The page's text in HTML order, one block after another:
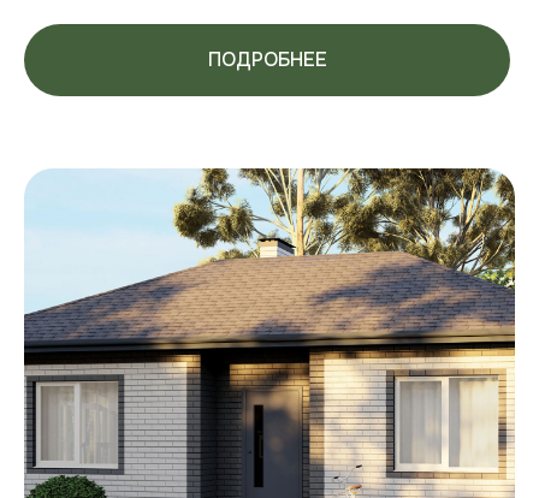
ПОДРОБНЕЕ
Инфраструктура
Способы покупки
Сайт разработан ГЕРОЯМИ
8 (3452) 977-077
NOVOTUNEVO@MAIL.RU
Новости
Партнерам
Инвесторам
Контакты
Акции
Вопросы и ответы